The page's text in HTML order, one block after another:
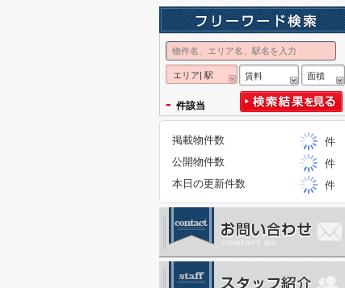
エリア| 駅 賃料 面積
- 件該当
掲載物件数
件
公開物件数
件
本日の更新件数
件